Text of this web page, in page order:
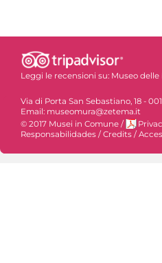
Leggi le recensioni su: Museo delle
Via di Porta San Sebastiano, 18 -
Email: museomura@zetema.it
© 2017 Musei in Comune /
Responsabilidades / Credits /